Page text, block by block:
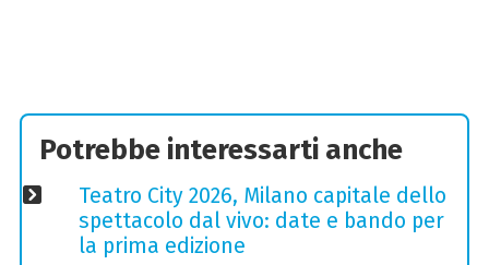
Potrebbe interessarti anche
Teatro City 2026, Milano capitale dello
spettacolo dal vivo: date e bando per
la prima edizione